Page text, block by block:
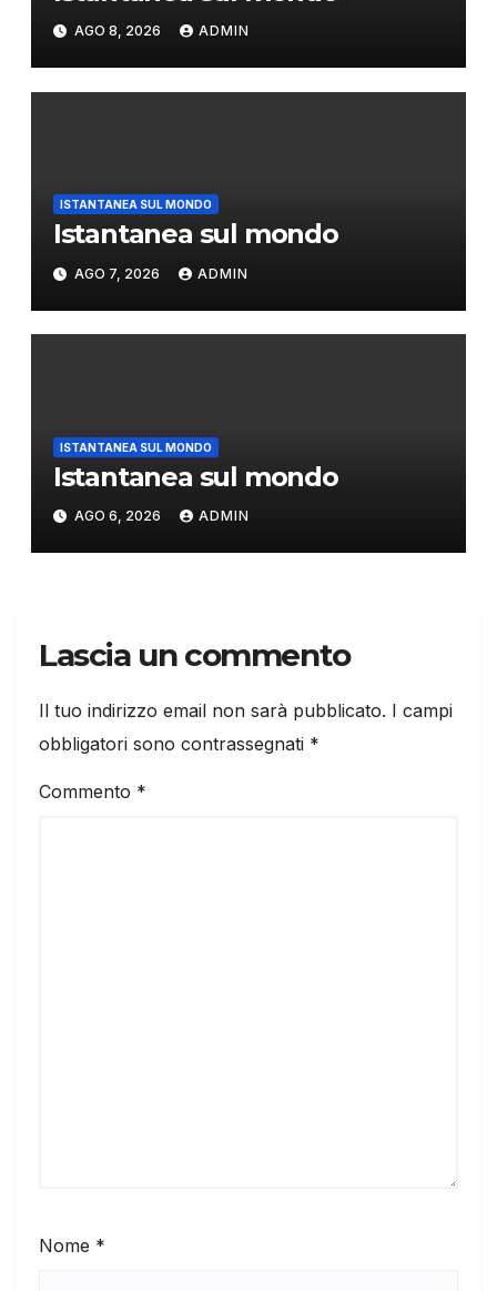
AGO 8, 2026 ADMIN
ISTANTANEA SUL MONDO
Istantanea sul mondo
AGO 7, 2026 ADMIN
ISTANTANEA SUL MONDO
Istantanea sul mondo
AGO 6, 2026 ADMIN
Lascia un commento
Il tuo indirizzo email non sarà pubblicato. I campi
obbligatori sono contrassegnati *
Commento *
Nome *